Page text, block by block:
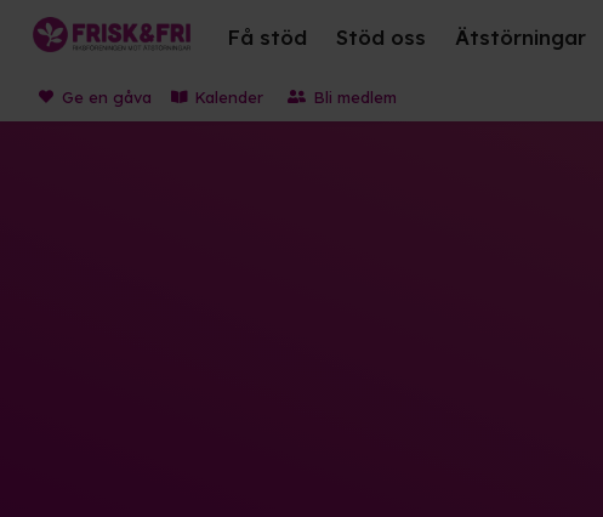
Få stöd Stöd oss Ätstörningar
Ge en gåva Kalender Bli medlem